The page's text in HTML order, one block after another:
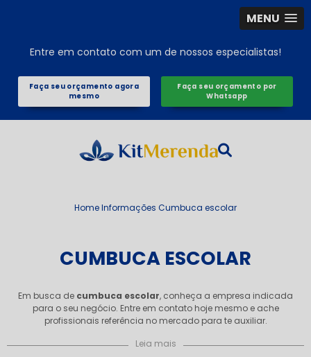
MENU
Entre em contato com um de nossos especialistas!
Faça seu orçamento agora
mesmo
Faça seu orçamento por
Whatsapp
HomeInformações Cumbuca escolar
CUMBUCA ESCOLAR
Em busca de cumbuca escolar, conheça a empresa indicada
para o seu negócio. Entre em contato hoje mesmo e ache
profissionais referência no mercado para te auxiliar.
Leia mais